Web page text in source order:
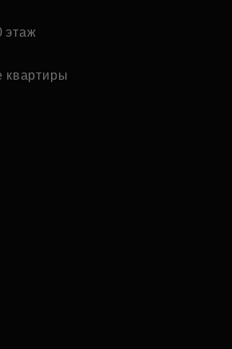
этаж
квартиры